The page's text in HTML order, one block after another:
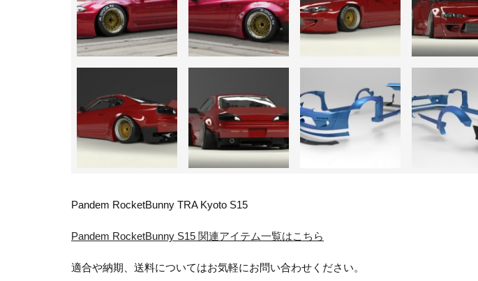
Pandem RocketBunny TRA Kyoto S15
Pandem RocketBunny S15 関連アイテム一覧はこちら
適合や納期、送料についてはお気軽にお問い合わせください。